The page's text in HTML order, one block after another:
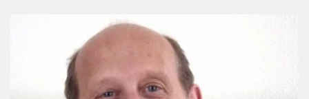
Les Théâtrales Charles Dullin, un théâtre du présent - Critique